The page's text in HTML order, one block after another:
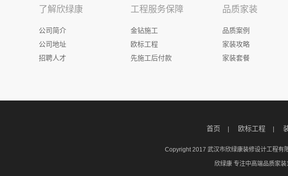
了解欣绿康
公司简介
公司地址
招聘人才
工程服务保障
金钻施工
欧标工程
先施工后付款
品质家装
品质案例
家装攻略
家装套餐
首页 欧标工程
Copyright 2017 武汉市欣绿康装修设计工程有
欣绿康 专注中高端品质家装